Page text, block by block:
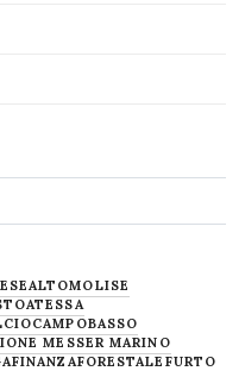
ALTOMOLISE
ATESSA
CAMPOBASSO
MESSER MARINO
FINANZAFORESTALE FURTO